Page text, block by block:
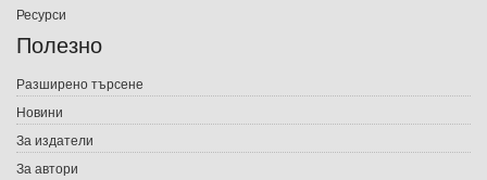
Е-списания
Подаръци
Ваучери
Ресурси
Полезно
Разширено търсене
Новини
За издатели
За автори